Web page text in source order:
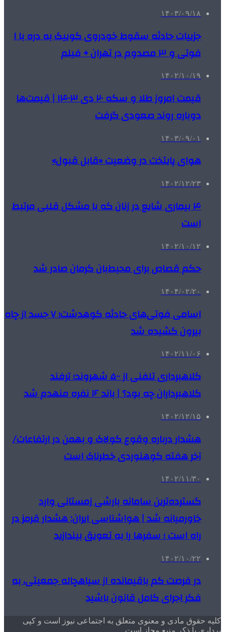
۱۴۰۳/۰۹/۱۸
جزییات حادثه سقوط خودروی کوییک به دره با ۱
فوتی و ۳ مصدوم در تهران + فیلم
۱۴۰۲/۱۰/۱۹
قیمت امروز طلا و سکه ۲۰ دی ۱۴۰۳ | قیمت‌ها
دوباره روند صعودی گرفت
۱۴۰۳/۰۹/۰۱
هوای پایتخت در وضعیت «قابل قبول»
۱۴۰۲/۱۲/۲۳
۴ بیماری شایع در زنان که با مشکل قلبی مرتبط
است
۱۴۰۲/۱۰/۱۲
حکم قصاص برای محیط‌بان کرمان صادر شد
۱۴۰۴/۰۲/۲۰
اسامی فوتی‌های حادثه کوهدشت؛ ۷ جسد از چاه
بیرون کشیده شد
۱۴۰۲/۱۱/۰۶
کلاهبرداری تلفنی از ۵۰۰ شهروند؛ ترفند
کلاهبرداران چه بود؟ | باند ۱۶ نفره منهدم شد
۱۴۰۲/۱۲/۱۵
هشدار درباره وقوع کولاک و بهمن در ارتفاعات/
آخر هفته کوهنوردی خطرناک است
۱۴۰۲/۱۱/۳۰
گسترده‌ترین سامانه بارشی زمستانی وارد
خاورمیانه شد | هواشناسی ایران: هشدار قرمز در
راه است ؛ سفرها را به تعویق بیندازید
۱۴۰۲/۱۰/۲۲
در فرصت کم باقیمانده از سیاهچاله جمعیتی، به
فکر اجرای کامل قانون باشید
کلیه حقوق مادی و معنوی متعلق به اجتماعی نیوز است و کپی